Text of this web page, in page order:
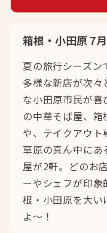
箱根・小田原 7
夏の旅行シーズ
多様な新店が次々
な小田原市民が
の中華そば屋、
や、テイクアウト
草原の真ん中に
屋が2軒。どのお
ーやシェフが印
根・小田原を大い
よ〜！